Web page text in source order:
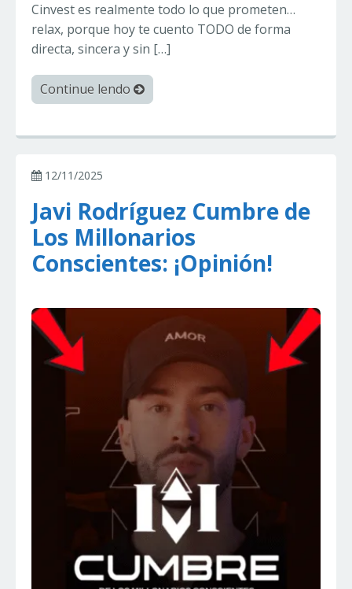
Cinvest es realmente todo lo que prometen…
relax, porque hoy te cuento TODO de forma
directa, sincera y sin […]
Continue lendo
12/11/2025
Javi Rodríguez Cumbre de
Los Millonarios
Conscientes: ¡Opinión!